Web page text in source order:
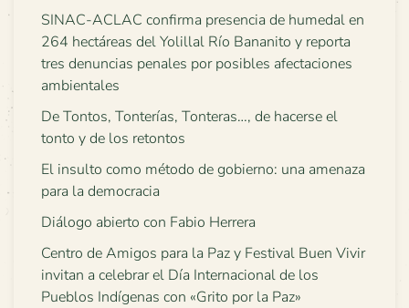
SINAC-ACLAC confirma presencia de humedal en
264 hectáreas del Yolillal Río Bananito y reporta
tres denuncias penales por posibles afectaciones
ambientales
De Tontos, Tonterías, Tonteras…, de hacerse el
tonto y de los retontos
El insulto como método de gobierno: una amenaza
para la democracia
Diálogo abierto con Fabio Herrera
Centro de Amigos para la Paz y Festival Buen Vivir
invitan a celebrar el Día Internacional de los
Pueblos Indígenas con «Grito por la Paz»